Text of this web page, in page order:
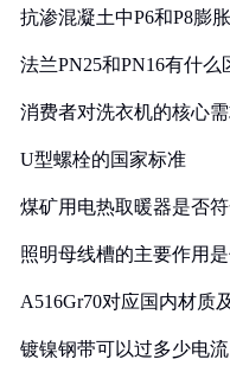
抗渗混凝土中P6和P8膨
法兰PN25和PN16有什么
消费者对洗衣机的核心
U型螺栓的国家标准
煤矿用电热取暖器是否
照明母线槽的主要作用
A516Gr70对应国内材质
镀镍钢带可以过多少电流